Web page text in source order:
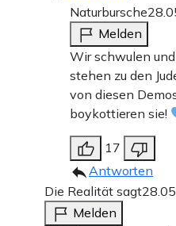
Naturbursche
Melden
Wir schwulen
stehen zu den
von diesen
boykottieren sie!
17
Antworten
Die Realität sagt
Melden